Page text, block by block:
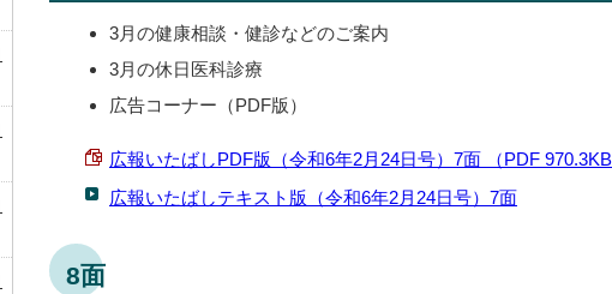
3月の健康相談・健診などのご案内
3月の休日医科診療
広告コーナー（PDF版）
広報いたばしPDF版（令和6年2月24日号）7面 （PDF 970.3KB
広報いたばしテキスト版（令和6年2月24日号）7面
8面